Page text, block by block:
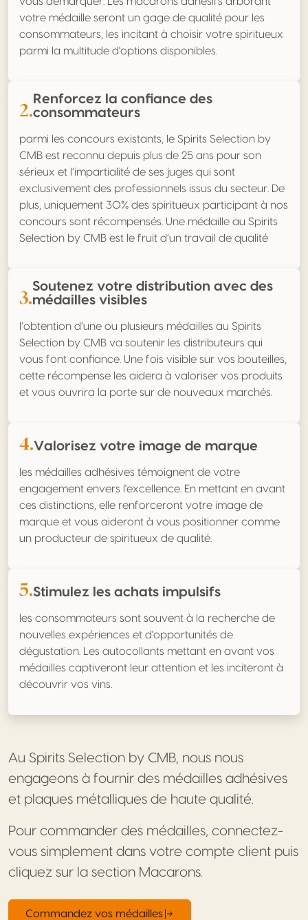
votre médaille seront un gage de qualité pour les
consommateurs, les incitant à choisir votre spiritueux
parmi la multitude d'options disponibles.
2. Renforcez la confiance des
consommateurs
parmi les concours existants, le Spirits Selection by
CMB est reconnu depuis plus de 25 ans pour son
sérieux et l’impartialité de ses juges qui sont
exclusivement des professionnels issus du secteur. De
plus, uniquement 30% des spiritueux participant à nos
concours sont récompensés. Une médaille au Spirits
Selection by CMB est le fruit d’un travail de qualité
3.Soutenez votre distribution avec des
médailles visibles
l’obtention d’une ou plusieurs médailles au Spirits
Selection by CMB va soutenir les distributeurs qui
vous font confiance. Une fois visible sur vos bouteilles,
cette récompense les aidera à valoriser vos produits
et vous ouvrira la porte sur de nouveaux marchés.
4.Valorisez votre image de marque
les médailles adhésives témoignent de votre
engagement envers l'excellence. En mettant en avant
ces distinctions, elle renforceront votre image de
marque et vous aideront à vous positionner comme
un producteur de spiritueux de qualité.
5.Stimulez les achats impulsifs
les consommateurs sont souvent à la recherche de
nouvelles expériences et d'opportunités de
dégustation. Les autocollants mettant en avant vos
médailles captiveront leur attention et les inciteront à
découvrir vos vins.
Au Spirits Selection by CMB, nous nous
engageons à fournir des médailles adhésives
et plaques métalliques de haute qualité.
Pour commander des médailles, connectez-
vous simplement dans votre compte client puis
cliquez sur la section Macarons.
Commandez vos médailles